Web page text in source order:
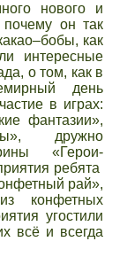
нового и
почему он так
как
интересные
о том, как в
день
в играх:
фантазии»,
дружно
«Герои-
ребята
рай»,
конфетных
угостили
всё и всегда